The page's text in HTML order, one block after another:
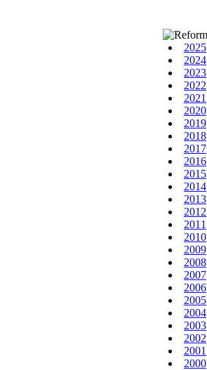
2025
2024
2023
2022
2021
2020
2019
2018
2017
2016
2015
2014
2013
2012
2011
2010
2009
2008
2007
2006
2005
2004
2003
2002
2001
2000